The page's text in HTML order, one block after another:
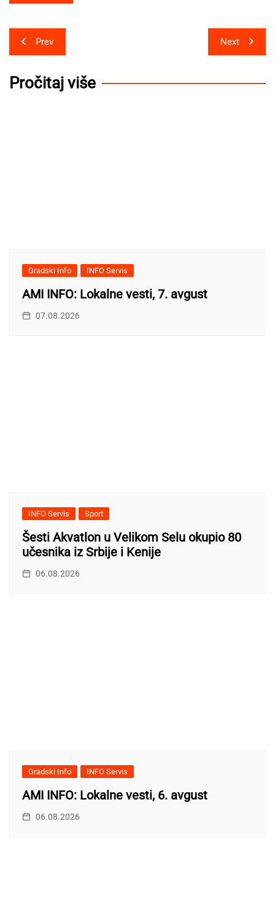
Post
navigation
Prev Next
Pročitaj više
Gradski Info INFO Servis
AMI INFO: Lokalne vesti, 7. avgust
07.08.2026
INFO Servis Sport
Šesti Akvatlon u Velikom Selu okupio 80
učesnika iz Srbije i Kenije
06.08.2026
Gradski Info INFO Servis
AMI INFO: Lokalne vesti, 6. avgust
06.08.2026